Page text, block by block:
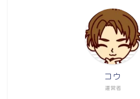
運営者
コウ